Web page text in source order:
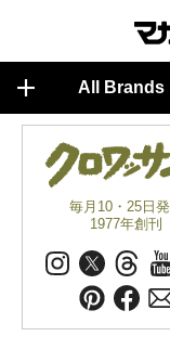
All Brands
毎月10・25日
1977年創刊